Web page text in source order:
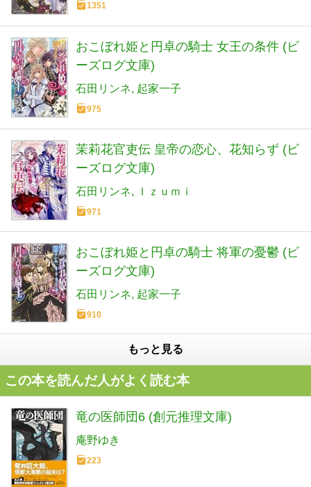
1351
おこぼれ姫と円卓の騎士 女王の条件 (ビ
ーズログ文庫)
石田リンネ 起家一子
975
茉莉花官吏伝 皇帝の恋心、花知らず (ビ
ーズログ文庫)
石田リンネ Ｉｚｕｍｉ
971
おこぼれ姫と円卓の騎士 将軍の憂鬱 (ビ
ーズログ文庫)
石田リンネ 起家一子
910
もっと見る
この本を読んだ人がよく読む本
竜の医師団6 (創元推理文庫)
庵野ゆき
223